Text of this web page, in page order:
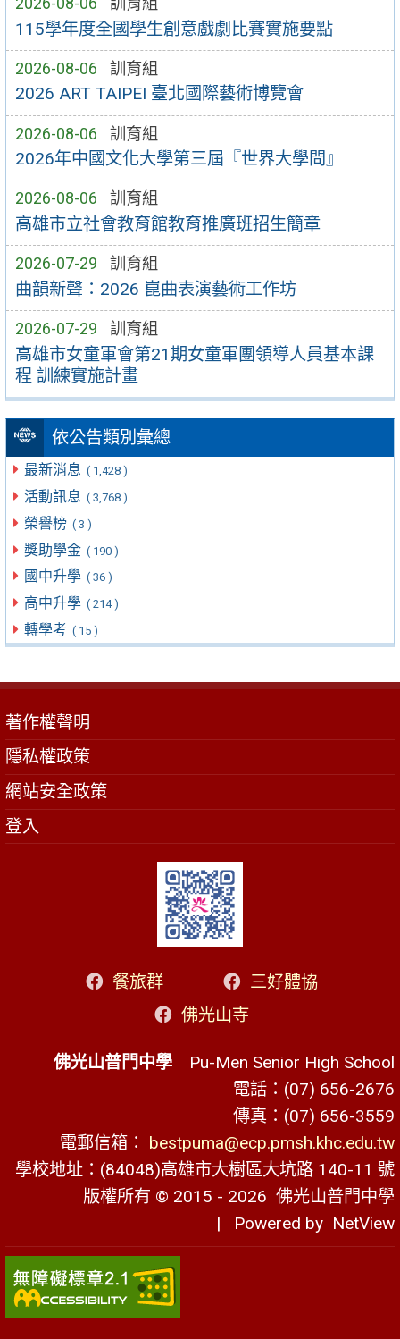
115學年度全國學生創意戲劇比賽實施要點
2026-08-06 訓育組
2026 ART TAIPEI 臺北國際藝術博覽會
2026-08-06 訓育組
2026年中國文化大學第三屆『世界大學問』
2026-08-06 訓育組
高雄市立社會教育館教育推廣班招生簡章
2026-07-29 訓育組
曲韻新聲：2026 崑曲表演藝術工作坊
2026-07-29 訓育組
高雄市女童軍會第21期女童軍團領導人員基本課
程 訓練實施計畫
依公告類別彙總
最新消息 ( 1,428 )
活動訊息 ( 3,768 )
榮譽榜 ( 3 )
獎助學金 ( 190 )
國中升學 ( 36 )
高中升學 ( 214 )
轉學考 ( 15 )
著作權聲明
隱私權政策
網站安全政策
登入
餐旅群
三好體協
佛光山寺
佛光山普門中學 Pu-Men Senior High School
電話：(07) 656-2676
傳真：(07) 656-3559
電郵信箱： bestpuma@ecp.pmsh.khc.edu.tw
學校地址：(84048)高雄市大樹區大坑路 140-11 號
版權所有 © 2015 - 2026 佛光山普門中學
| Powered by NetView